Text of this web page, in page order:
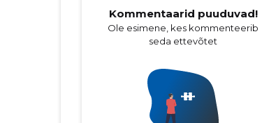
Kommentaarid puuduvad!
Ole esimene, kes kommenteerib
seda ettevõtet